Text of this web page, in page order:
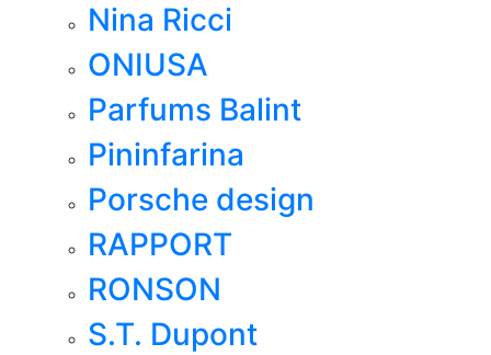
Nina Ricci
ONIUSA
Parfums Balint
Pininfarina
Porsche design
RAPPORT
RONSON
S.T. Dupont